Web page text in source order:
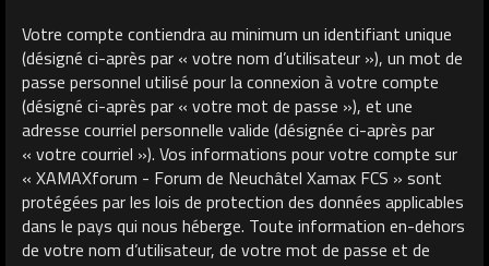
Votre compte contiendra au minimum un identifiant unique
(désigné ci-après par « votre nom d’utilisateur »), un mot de
passe personnel utilisé pour la connexion à votre compte
(désigné ci-après par « votre mot de passe »), et une
adresse courriel personnelle valide (désignée ci-après par
« votre courriel »). Vos informations pour votre compte sur
« XAMAXforum - Forum de Neuchâtel Xamax FCS » sont
protégées par les lois de protection des données applicables
dans le pays qui nous héberge. Toute information en-dehors
de votre nom d’utilisateur, de votre mot de passe et de